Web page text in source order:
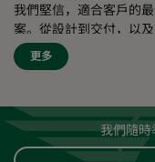
我們堅信，適合客戶的
案。從設計到交付，以
終考慮我們的事業對周
新的問題解決方案、創
人都能輕鬆呼吸潔淨空
我們的客戶來自不同行
致力於保護人員健康、
更多
我們隨時